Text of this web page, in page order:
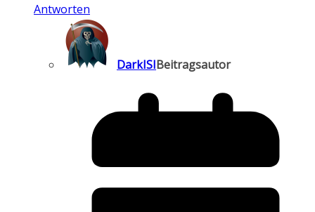
Antworten
DarkISIBeitragsautor